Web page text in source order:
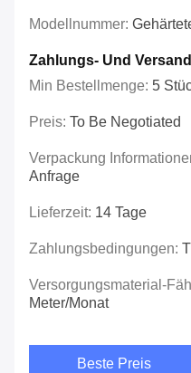
Modellnummer:
Zahlungs- Und
Min Bestellmenge: 5
Preis: To Be Negotiated
Verpackung
Anfrage
Lieferzeit: 14 Tage
Zahlungsbedingungen:
Versorgungsmaterial-
Meter/Monat
Beste Preis